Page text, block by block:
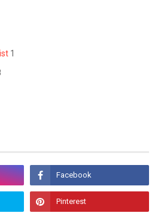
1